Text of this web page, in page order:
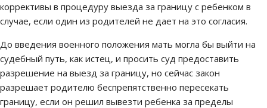
коррективы в процедуру выезда за границу с ребенком в
случае, если один из родителей не дает на это согласия.
До введения военного положения мать могла бы выйти на
судебный путь, как истец, и просить суд предоставить
разрешение на выезд за границу, но сейчас закон
разрешает родителю беспрепятственно пересекать
границу, если он решил вывезти ребенка за пределы